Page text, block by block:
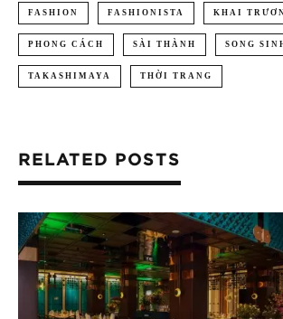
FASHION FASHIONISTA KHAI
PHONG CÁCH SÀI THÀNH SONG
TAKASHIMAYA THỜI TRANG
RELATED POSTS